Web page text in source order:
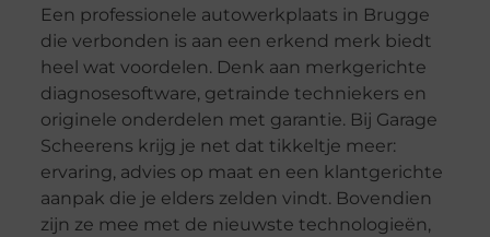
Een professionele autowerkplaats in Brugge
die verbonden is aan een erkend merk biedt
heel wat voordelen. Denk aan merkgerichte
diagnosesoftware, getrainde techniekers en
originele onderdelen met garantie. Bij Garage
Scheerens krijg je net dat tikkeltje meer:
ervaring, advies op maat en een klantgerichte
aanpak die je elders zelden vindt. Bovendien
zijn ze mee met de nieuwste technologieën,